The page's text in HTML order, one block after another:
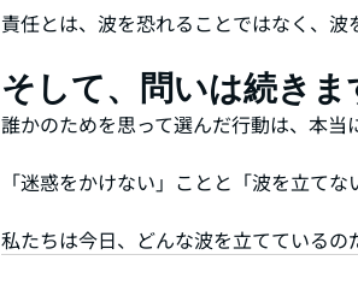
責任とは、波を恐れることではなく、
そして、問いは続きま
誰かのためを思って選んだ行動は、本
「迷惑をかけない」ことと「波を立て
私たちは今日、どんな波を立てているの